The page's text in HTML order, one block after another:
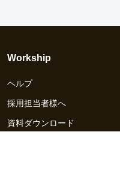
Workship
ヘルプ
採用担当者様へ
資料ダウンロード